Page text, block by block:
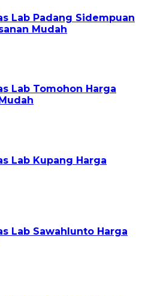
Lab Padang Sidempuan
Mudah
Lab Tomohon Harga
Lab Kupang Harga
Lab Sawahlunto Harga